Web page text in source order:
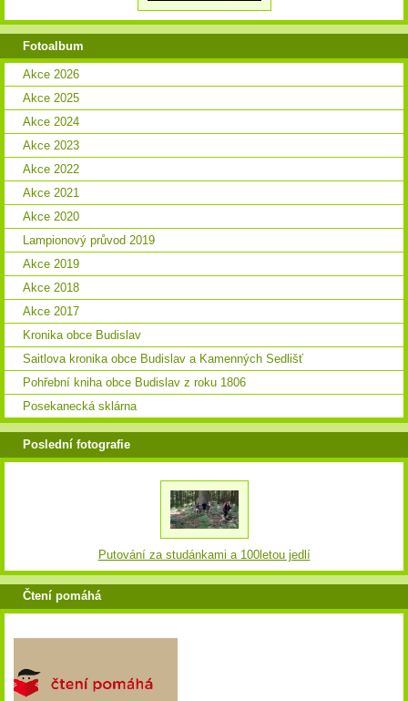
Fotoalbum
Akce 2026
Akce 2025
Akce 2024
Akce 2023
Akce 2022
Akce 2021
Akce 2020
Lampionový průvod 2019
Akce 2019
Akce 2018
Akce 2017
Kronika obce Budislav
Saitlova kronika obce Budislav a Kamenných Sedlišť
Pohřební kniha obce Budislav z roku 1806
Posekanecká sklárna
Poslední fotografie
Putování za studánkami a 100letou jedlí
Čtení pomáhá